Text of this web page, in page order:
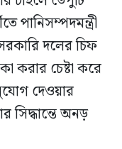
পানিসম্পদমন্ত্রী
দলের চিফ
করার চেষ্টা করে
দেওয়ার
অনড়